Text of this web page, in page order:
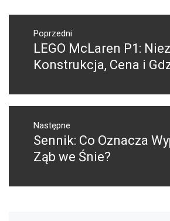
Nawigacja
wpisuPoprzedni
Poprzedni
wpis:
LEGO McLaren P1:
Konstrukcja, Cena i
Następne
Następny
post:
Sennik: Co Oznacza
Ząb we Śnie?